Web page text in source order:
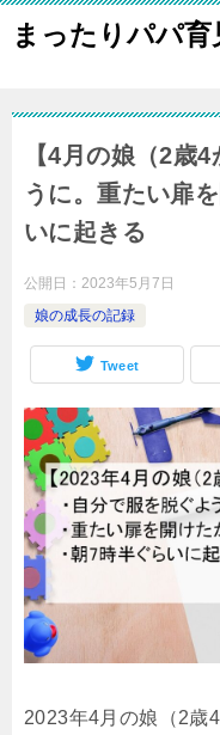
まったりパパ
【4月の娘（2歳
うに。重たい扉
いに起きる
公開日： 2023年5月7日
娘の成長の記録
Tweet
2023年4月の娘（2歳